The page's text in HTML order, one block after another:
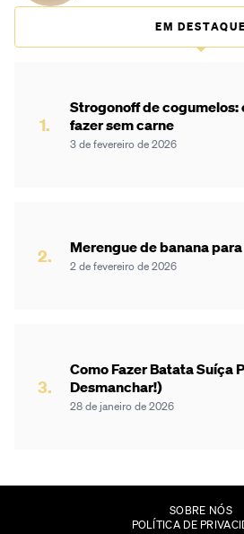
EM DESTAQUE
Strogonoff de cogumelos:
fazer sem carne
3 de fevereiro de 2026
Merengue de banana
2 de fevereiro de 2026
Como Fazer Batata Suíça
Desmanchar!)
28 de janeiro de 2026
SOBRE NÓS
POLÍTICA DE